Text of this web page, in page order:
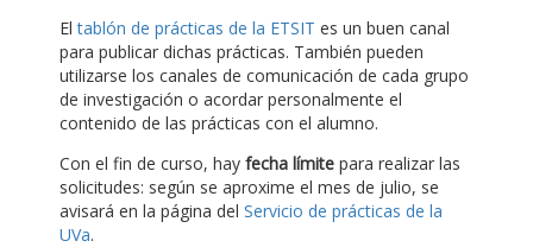
Eltablón de prácticas de la ETSIT es un buen canal
para publicar dichas prácticas. También pueden
utilizarse los canales de comunicación de cada grupo
de investigación o acordar personalmente el
contenido de las prácticas con el alumno.
Con el fin de curso, hay fecha límite para realizar las
solicitudes: según se aproxime el mes de julio, se
avisará en la página del Servicio de prácticas de la
UVa.